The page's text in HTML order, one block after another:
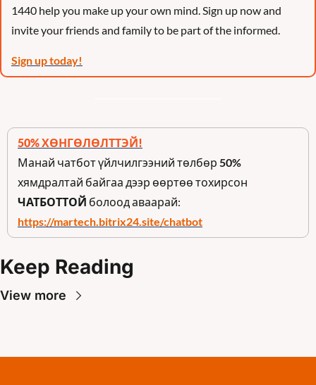
1440 help you make up your own mind. Sign up now and
invite your friends and family to be part of the informed.
Sign up today!
50% ХӨНГӨЛӨЛТТЭЙ!
Манай чатбот үйлчилгээний төлбөр 50%
ЧАТБОТТОЙ
https://martech.bitrix24.site/chatbot
Keep Reading
View more